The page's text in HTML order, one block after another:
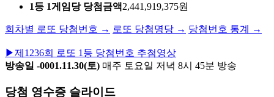
1등 1게임당 당첨금액2,441,919,375원
회차별 로또 당첨번호 → 로또 당첨명당 → 당첨번호 통계 →
▶제1236회 로또 1등 당첨번호 추첨영상
방송일 -0001.11.30(토) 매주 토요일 저녁 8시 45분 방송
당첨 영수증 슬라이드